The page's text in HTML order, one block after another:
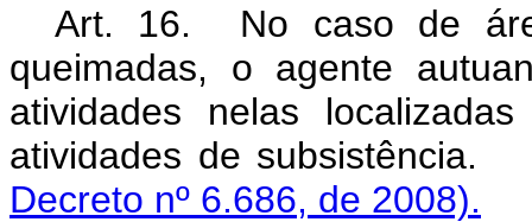
Art. 16. No caso de
queimadas, o agente
atividades nelas
atividades de
Decreto nº 6.686, de 2008).